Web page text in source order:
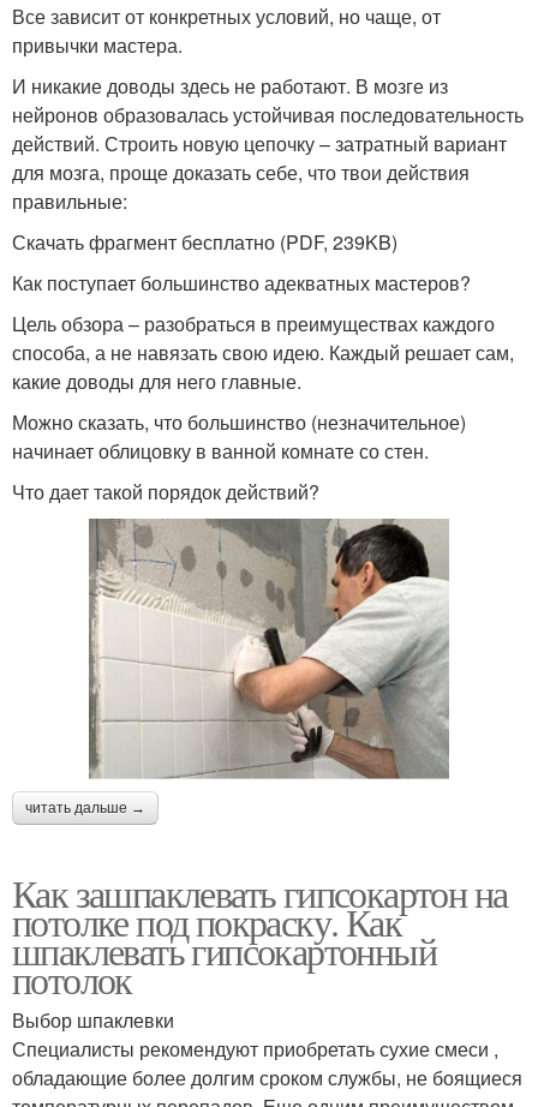
Все зависит от конкретных условий, но чаще, от
привычки мастера.
И никакие доводы здесь не работают. В мозге из
нейронов образовалась устойчивая последовательность
действий. Строить новую цепочку – затратный вариант
для мозга, проще доказать себе, что твои действия
правильные:
Скачать фрагмент бесплатно (PDF, 239KB)
Как поступает большинство адекватных мастеров?
Цель обзора – разобраться в преимуществах каждого
способа, а не навязать свою идею. Каждый решает сам,
какие доводы для него главные.
Можно сказать, что большинство (незначительное)
начинает облицовку в ванной комнате со стен.
Что дает такой порядок действий?
читать дальше →
Как зашпаклевать гипсокартон на
потолке под покраску. Как
шпаклевать гипсокартонный
потолок
Выбор шпаклевки
Специалисты рекомендуют приобретать сухие смеси ,
обладающие более долгим сроком службы, не боящиеся